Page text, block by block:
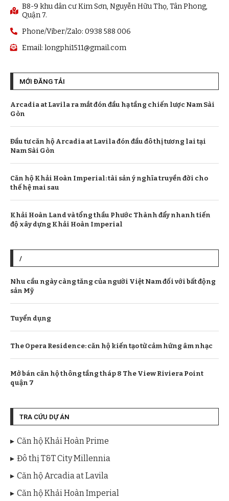
B8-9 khu dân cư Kim Sơn, Nguyễn Hữu Thọ, Tân Phong,
Quận 7.
Phone/Viber/Zalo: 0938 588 006
Email: longphi1511@gmail.com
MỚI ĐĂNG TẢI
Arcadia at Lavila ra mắt đón đầu hạ tầng chiến lược Nam Sài
Gòn
Đầu tư căn hộ Arcadia at Lavila đón đầu đô thị tương lai tại
Nam Sài Gòn
Căn hộ Khải Hoàn Imperial: tài sản ý nghĩa truyền đời cho
thế hệ mai sau
Khải Hoàn Land và tổng thầu Phước Thành đẩy nhanh tiến
độ xây dựng Khải Hoàn Imperial
/
Nhu cầu ngày càng tăng của người Việt Nam đối với bất động
sản Mỹ
Tuyển dụng
The Opera Residence: căn hộ kiến tạo từ cảm hứng âm nhạc
Mở bán căn hộ thông tầng tháp 8 The View Riviera Point
quận 7
TRA CỨU DỰ ÁN
Căn hộ Khải Hoàn Prime
Đô thị T&T City Millennia
Căn hộ Arcadia at Lavila
Căn hộ Khải Hoàn Imperial